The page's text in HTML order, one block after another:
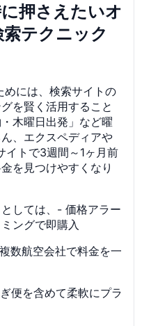
押さえたいオ
テクニック
めには、検索サイトの
を賢く活用すること
木曜日出発」など曜
、エクスペディアや
イトで3週間～1ヶ月前
を見つけやすくなり
しては、- 価格アラー
ングで即購入
数航空会社で料金を一
便を含めて柔軟にプラ